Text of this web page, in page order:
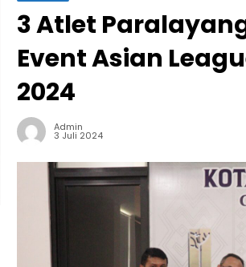
3 Atlet
Event Asian
2024
Admin
3 Juli 2024